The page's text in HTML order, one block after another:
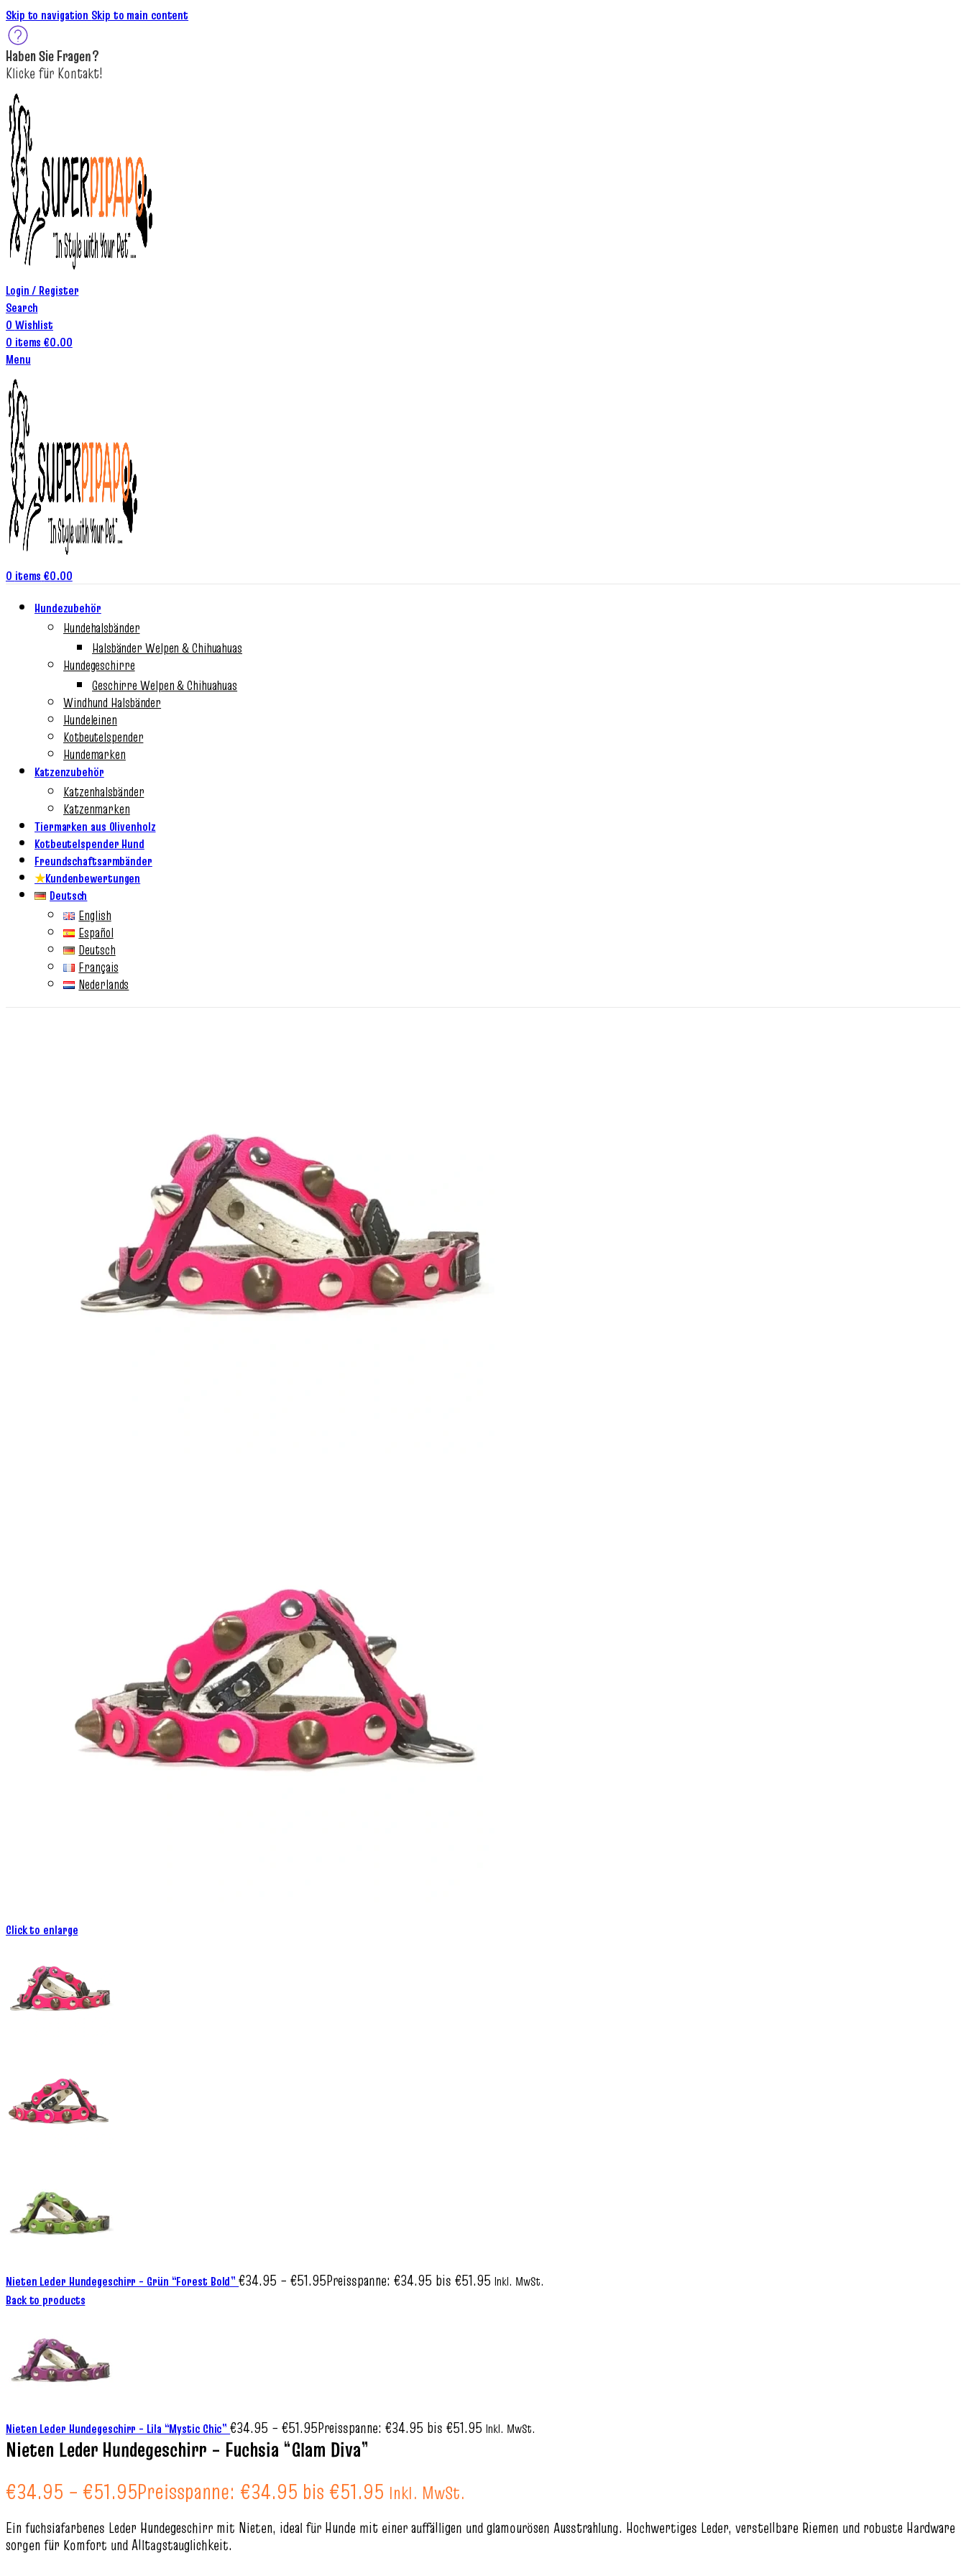
Skip to navigation Skip to main content
Haben SieFragen?
Klicke für Kontakt!
Login / Register
Search
0 Wishlist
0 items €0.00
Menu
0 items €0.00
Hundezubehör
Hundehalsbänder
Halsbänder Welpen & Chihuahuas
Hundegeschirre
Geschirre Welpen & Chihuahuas
Windhund Halsbänder
Hundeleinen
Kotbeutelspender
Hundemarken
Katzenzubehör
Katzenhalsbänder
Katzenmarken
Tiermarken aus Olivenholz
Kotbeutelspender Hund
Freundschaftsarmbänder
★Kundenbewertungen
Deutsch
English
Español
Deutsch
Français
Nederlands
Click to enlarge
Nieten Leder Hundegeschirr – Grün “Forest Bold”€34.95 –€51.95Preisspanne: €34.95 bis €51.95 Inkl. MwSt.
Back to products
Nieten Leder Hundegeschirr – Lila “Mystic Chic”€34.95 –€51.95Preisspanne: €34.95 bis €51.95 Inkl. MwSt.
Nieten Leder Hundegeschirr – Fuchsia “Glam Diva”
€34.95 – €51.95Preisspanne: €34.95 bis €51.95 Inkl. MwSt.
Ein fuchsiafarbenes Leder Hundegeschirr mit Nieten, ideal für Hunde mit einer auffälligen und glamourösen Ausstrahlung. Hochwertiges Leder, verstellbare Riemen und robuste Hardware
sorgen für Komfort und Alltagstauglichkeit.